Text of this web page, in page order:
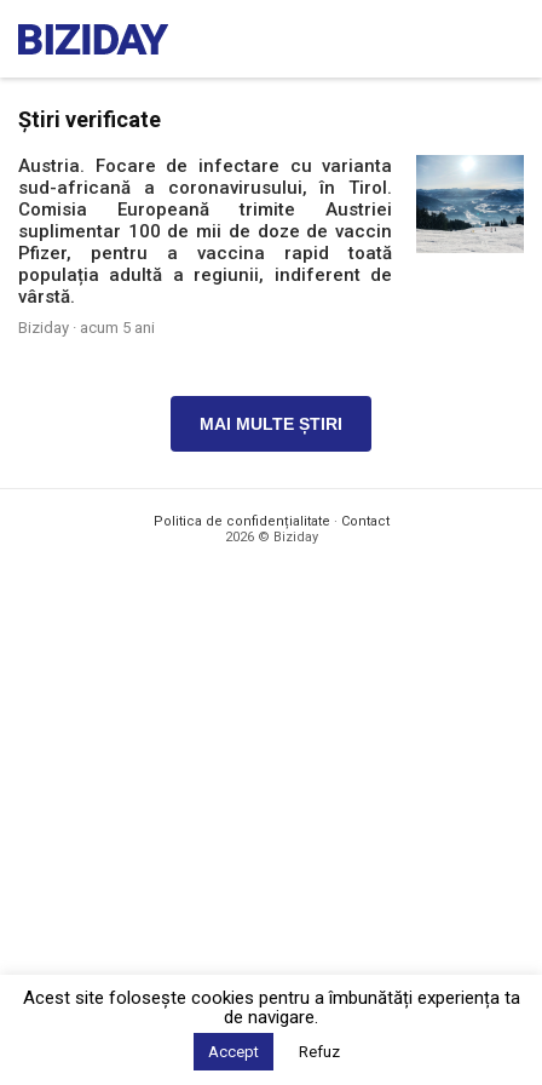
Știri verificate
Austria. Focare de infectare cu varianta
sud-africană a coronavirusului, în Tirol.
Comisia Europeană trimite Austriei
suplimentar 100 de mii de doze de vaccin
Pfizer, pentru a vaccina rapid toată
populația adultă a regiunii, indiferent de
vârstă.
Biziday · acum 5 ani
MAI MULTE ȘTIRI
Politica de confidențialitate · Contact
2026 © Biziday
Acest site foloseşte cookies pentru a îmbunătăți experiența ta
de navigare.
Accept Refuz